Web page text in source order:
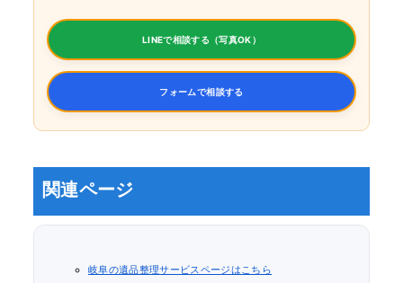
LINEで相談する（写真OK）
フォームで相談する
関連ページ
岐阜の遺品整理サービスページはこちら